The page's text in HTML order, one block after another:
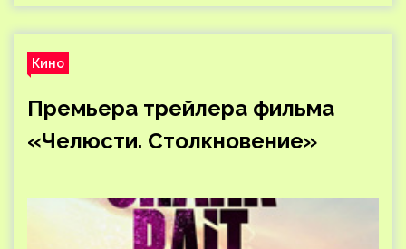
Кино
Премьера трейлера фильма
«Челюсти. Столкновение»